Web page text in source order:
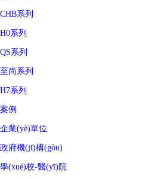
CHB系列
H0系列
QS系列
至尚系列
H7系列
案例
企業(yè)單位
政府機(jī)構(gòu)
學(xué)校-醫(yī)院